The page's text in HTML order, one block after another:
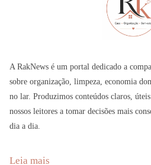
A RakNews é um portal dedicado a
sobre organização, limpeza, economia
no lar. Produzimos conteúdos claros,
nossos leitores a tomar decisões mais
dia a dia.
Leia mais